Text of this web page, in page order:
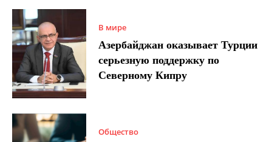
В мире
Азербайджан оказывает Турции
серьезную поддержку по
Северному Кипру
Общество